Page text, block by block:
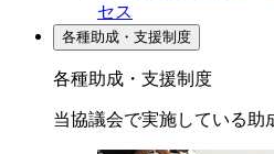
セス
各種助成・支援制度
各種助成・支援制度
当協議会で実施している助